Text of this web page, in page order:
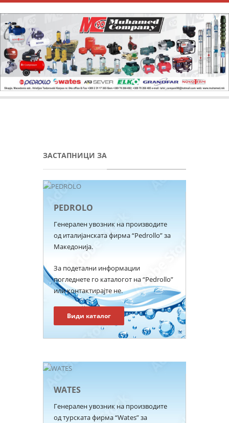
ЗАСТАПНИЦИ ЗА
PEDROLO
Генерален увозник на производите
од италијанската фирма “Pedrollo” за
Македонија.
За подетални информации
погледнете го каталогот на “Pedrollo”
или контактирајте не.
Види каталог
WATES
Генерален увозник на производите
од турската фирма “Wates” за